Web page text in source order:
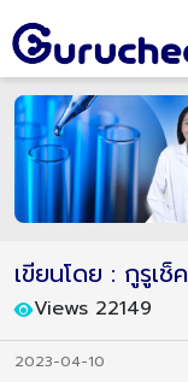
เขียนโดย : กูรูเช็ค
Views 22149
2023-04-10